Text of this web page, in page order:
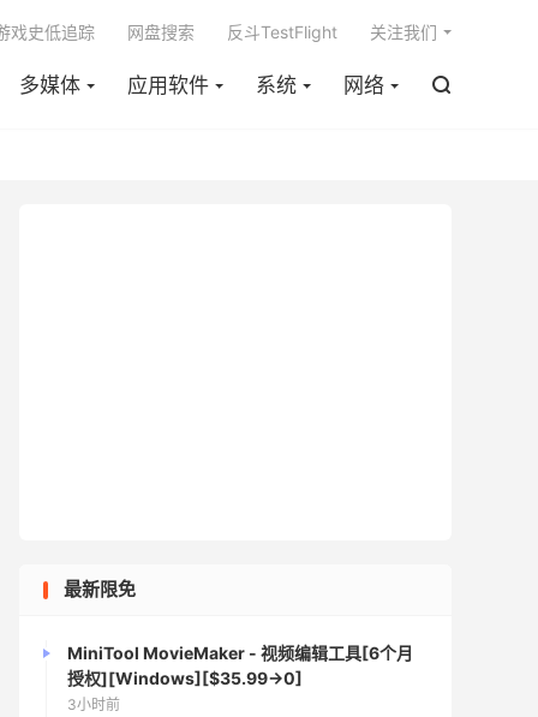
多媒体 应用软件 系统 网络 
戏史低追踪 网盘搜索 反斗TestFlight 关注我们
最新限免
MiniTool MovieMaker - 视频编辑工具[6个月
授权][Windows][$35.99→0]
3小时前